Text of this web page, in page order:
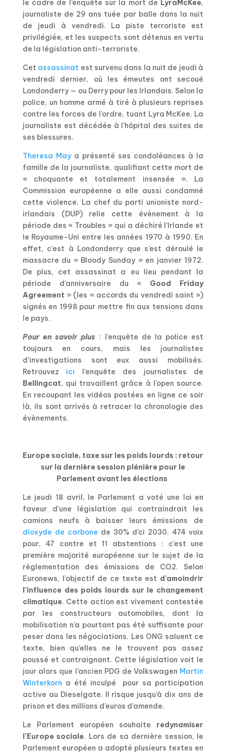
le cadre de l’enquête sur la mort de LyraMcKee,
journaliste de 29 ans tuée par balle dans la nuit
de jeudi à vendredi. La piste terroriste est
privilégiée, et les suspects sont détenus en vertu
de la législation anti-terroriste.
Cet assassinat est survenu dans la nuit de jeudi à
vendredi dernier, où les émeutes ont secoué
Londonderry — ou Derry pour les Irlandais. Selon la
police, un homme armé à tiré à plusieurs reprises
contre les forces de l’ordre, tuant Lyra McKee. La
journaliste est décédée à l’hôpital des suites de
ses blessures.
Theresa Maya présenté ses condoléances à la
famille de la journaliste, qualifiant cette mort de
« choquante et totalement insensée ». La
Commission européenne a elle aussi condamné
cette violence. La chef du parti unioniste nord-
irlandais (DUP) relie cette évènement à la
période des « Troubles » qui a déchiré l’Irlande et
le Royaume-Uni entre les années 1970 à 1990. En
effet, c’est à Londonderry que s’est déroulé le
massacre du « Bloody Sunday » en janvier 1972.
De plus, cet assassinat a eu lieu pendant la
période d’anniversaire du « Good Friday
Agreement » (les « accords du vendredi saint »)
signés en 1998 pour mettre fin aux tensions dans
le pays.
Pour en savoir plus : l’enquête de la police est
toujours en cours, mais les journalistes
d’investigations sont eux aussi mobilisés.
Retrouvez ici l’enquête des journalistes de
Bellingcat, qui travaillent grâce à l’open source.
En recoupant les vidéos postées en ligne ce soir
là, ils sont arrivés à retracer la chronologie des
évènements.
Europe sociale, taxe sur les poids lourds : retour
sur la dernière session plénière pour le
Parlement avant les élections
Le jeudi 18 avril, le Parlement a voté une loi en
faveur d’une législation qui contraindrait les
camions neufs à baisser leurs émissions de
dioxyde de carbone de 30% d’ci 2030. 474 voix
pour, 47 contre et 11 abstentions : c’est une
première majorité européenne sur le sujet de la
règlementation des émissions de CO2. Selon
Euronews, l’objectif de ce texte est d’amoindrir
l’influence des poids lourds sur le changement
climatique. Cette action est vivement contestée
par les constructeurs automobiles, dont la
mobilisation n’a pourtant pas été suffisante pour
peser dans les négociations. Les ONG saluent ce
texte, bien qu’elles ne le trouvent pas assez
poussé et contraignant. Cette législation voit le
jour alors que l’ancien PDG de Volkswagen Martin
Winterkorn a été inculpé
pour sa participation
active au Dieselgate. Il risque jusqu’à dix ans de
prison et des millions d’euros d’amende.
Le Parlement européen souhaite redynamiser
l’Europe sociale. Lors de sa dernière session, le
Parlement européen a adopté plusieurs textes en